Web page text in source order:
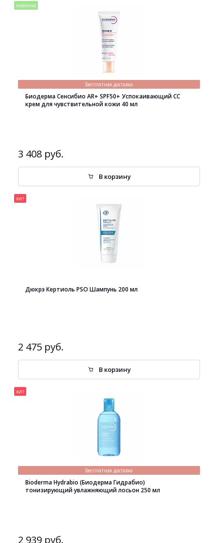
новинка
Бесплатная доставка
Биодерма Сенсибио AR+ SPF50+ Успокаивающий СС
крем для чувствительной кожи 40 мл
3 408 руб.
В корзину
хит
Дюкрэ Кертиоль PSO Шампунь 200 мл
2 475 руб.
В корзину
хит
Бесплатная доставка
Bioderma Hydrabio (Биодерма Гидрабио)
тонизирующий увлажняющий лосьон 250 мл
2 939 руб.